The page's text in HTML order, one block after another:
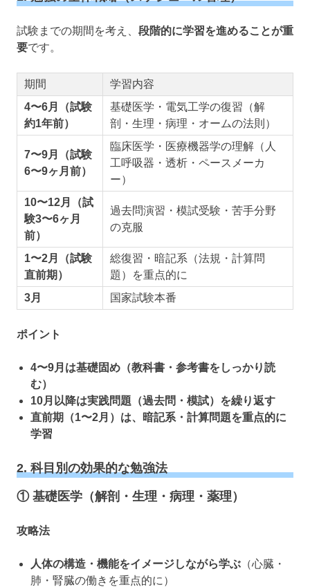
試験までの期間を考え、 段階的に学習を進めることが重
要です。
期間
学習内容
4〜6月（試験
約1年前）
基礎医学・電気工学の復習（解
剖・生理・病理・オームの法則）
7〜9月（試験
6〜9ヶ月前）
臨床医学・医療機器学の理解（人
工呼吸器・透析・ペースメーカ
ー）
10〜12月（試
験3〜6ヶ月
前）
過去問演習・模試受験・苦手分野
の克服
1〜2月（試験
直前期）
総復習・暗記系（法規・計算問
題）を重点的に
3月
国家試験本番
ポイント
4〜9月は基礎固め（教科書・参考書をしっかり読
む）
10月以降は実践問題（過去問・模試）を繰り返す
直前期（1〜2月）は、暗記系・計算問題を重点的に
学習
2. 科目別の効果的な勉強法
① 基礎医学（解剖・生理・病理・薬理）
攻略法
人体の構造・機能をイメージしながら学ぶ （心臓・
肺・腎臓の働きを重点的に）